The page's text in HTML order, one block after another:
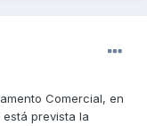
Comercial, en
prevista la